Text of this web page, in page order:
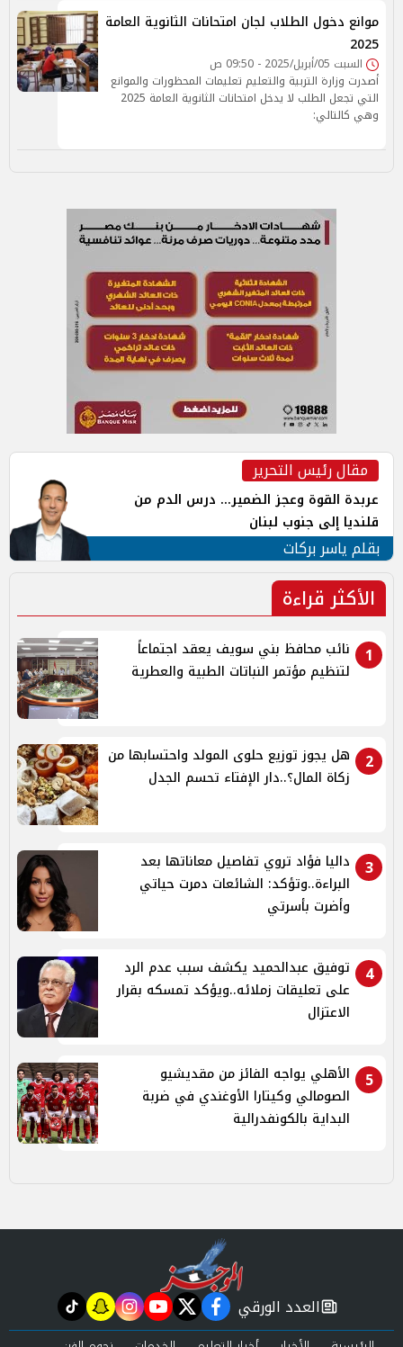
موانع دخول الطلاب لجان امتحانات الثانوية العامة
2025
السبت 05/أبريل/2025 - 09:50 ص
أصدرت وزارة التربية والتعليم تعليمات المحظورات والموانع
التي تجعل الطلب لا يدخل امتحانات الثانوية العامة 2025
وهي كالتالي:
مقال رئيس التحرير
عربدة القوة وعجز الضمير... درس الدم من
قلنديا إلى جنوب لبنان
بقلم ياسر بركات
الأكثر قراءة
1
نائب محافظ بني سويف يعقد اجتماعاً
لتنظيم مؤتمر النباتات الطبية والعطرية
2
هل يجوز توزيع حلوى المولد واحتسابها من
زكاة المال؟..دار الإفتاء تحسم الجدل
3
داليا فؤاد تروي تفاصيل معاناتها بعد
البراءة..وتؤكد: الشائعات دمرت حياتي
وأضرت بأسرتي
4
توفيق عبدالحميد يكشف سبب عدم الرد
على تعليقات زملائه..ويؤكد تمسكه بقرار
الاعتزال
5
الأهلي يواجه الفائز من مقديشيو
الصومالي وكيتارا الأوغندي في ضربة
البداية بالكونفدرالية
newspaper
العدد الورقي facebook
twitter
youtube
instagram
snapchat
tiktok